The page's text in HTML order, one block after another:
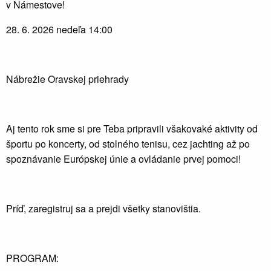
v Námestove!
28. 6. 2026 nedeľa 14:00
Nábrežie Oravskej priehrady
Aj tento rok sme si pre Teba pripravili všakovaké aktivity od
športu po koncerty, od stolného tenisu, cez jachting až po
spoznávanie Európskej únie a ovládanie prvej pomoci!
Príď, zaregistruj sa a prejdi všetky stanovištia.
PROGRAM: